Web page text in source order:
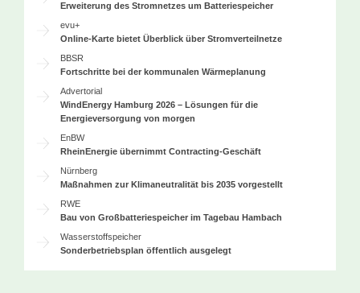
Erweiterung des Stromnetzes um Batteriespeicher
evu+
Online-Karte bietet Überblick über Stromverteilnetze
BBSR
Fortschritte bei der kommunalen Wärmeplanung
Advertorial
WindEnergy Hamburg 2026 – Lösungen für die
Energieversorgung von morgen
EnBW
RheinEnergie übernimmt Contracting-Geschäft
Nürnberg
Maßnahmen zur Klimaneutralität bis 2035 vorgestellt
RWE
Bau von Großbatteriespeicher im Tagebau Hambach
Wasserstoffspeicher
Sonderbetriebsplan öffentlich ausgelegt